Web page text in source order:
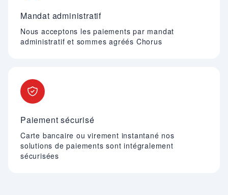
Mandat administratif
Nous acceptons les paiements par mandat
administratif et sommes agréés Chorus
Paiement sécurisé
Carte bancaire ou virement instantané nos
solutions de paiements sont intégralement
sécurisées